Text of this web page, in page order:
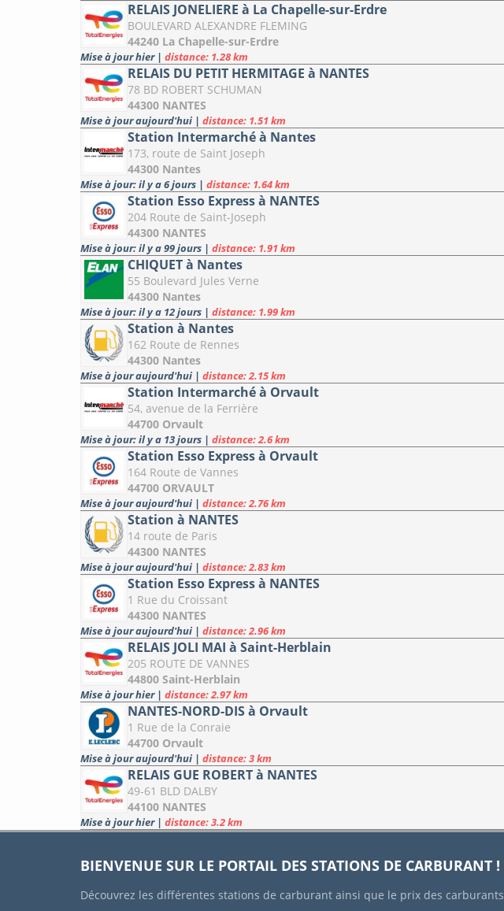
RELAIS JONELIERE à La Chapelle-sur-Erdre
BOULEVARD ALEXANDRE FLEMING
44240 La Chapelle-sur-Erdre
Mise à jour hier | distance: 1.28 km
RELAIS DU PETIT HERMITAGE à NANTES
78 BD ROBERT SCHUMAN
44300 NANTES
Mise à jour aujourd'hui | distance: 1.51 km
Station Intermarché à Nantes
173, route de Saint Joseph
44300 Nantes
Mise à jour: il y a 6 jours | distance: 1.64 km
Station Esso Express à NANTES
204 Route de Saint-Joseph
44300 NANTES
Mise à jour: il y a 99 jours | distance: 1.91 km
CHIQUET à Nantes
55 Boulevard Jules Verne
44300 Nantes
Mise à jour: il y a 12 jours | distance: 1.99 km
Station à Nantes
162 Route de Rennes
44300 Nantes
Mise à jour aujourd'hui | distance: 2.15 km
Station Intermarché à Orvault
54, avenue de la Ferrière
44700 Orvault
Mise à jour: il y a 13 jours | distance: 2.6 km
Station Esso Express à Orvault
164 Route de Vannes
44700 ORVAULT
Mise à jour aujourd'hui | distance: 2.76 km
Station à NANTES
14 route de Paris
44300 NANTES
Mise à jour aujourd'hui | distance: 2.83 km
Station Esso Express à NANTES
1 Rue du Croissant
44300 NANTES
Mise à jour aujourd'hui | distance: 2.96 km
RELAIS JOLI MAI à Saint-Herblain
205 ROUTE DE VANNES
44800 Saint-Herblain
Mise à jour hier | distance: 2.97 km
NANTES-NORD-DIS à Orvault
1 Rue de la Conraie
44700 Orvault
Mise à jour aujourd'hui | distance: 3 km
RELAIS GUE ROBERT à NANTES
49-61 BLD DALBY
44100 NANTES
Mise à jour hier | distance: 3.2 km
BIENVENUE SUR LE PORTAIL DES STATIONS DE CARBURANT !
Découvrez les différentes stations de carburant ainsi que le prix des carburants